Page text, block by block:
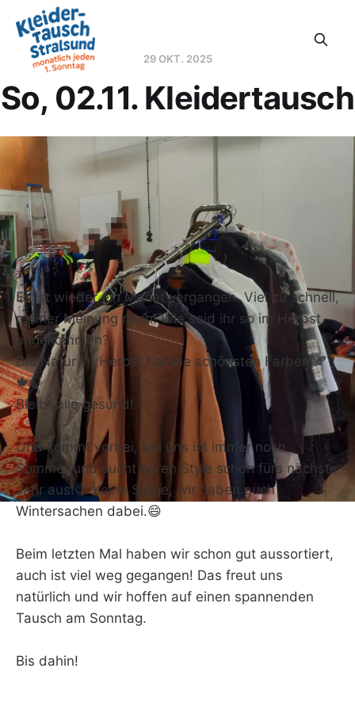
29 OKT. 2025
So, 02.11. Kleidertausch
Es ist wieder ein Monat vergangen. Viel zu schnell,
meiner Meinung nach! Wie seid ihr so im Herbst
angekommen?
Die Natur im Herbst hat die schönsten Farben 🍂
🍁🍃
Bleibt alle gesund!
Und kommt vorbei, bei uns ist immer noch
Sommer und sucht euren Style schon fürs nächste
Jahr aus!😉 Keine Sorge, wir haben auch
Wintersachen dabei.😄
Beim letzten Mal haben wir schon gut aussortiert,
auch ist viel weg gegangen! Das freut uns
natürlich und wir hoffen auf einen spannenden
Tausch am Sonntag.
Bis dahin!